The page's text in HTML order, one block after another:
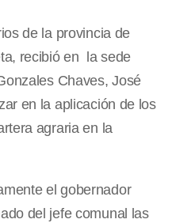
de la provincia de
recibió en la sede
Chaves, José
en la aplicación de los
agraria en la
el gobernador
del jefe comunal las